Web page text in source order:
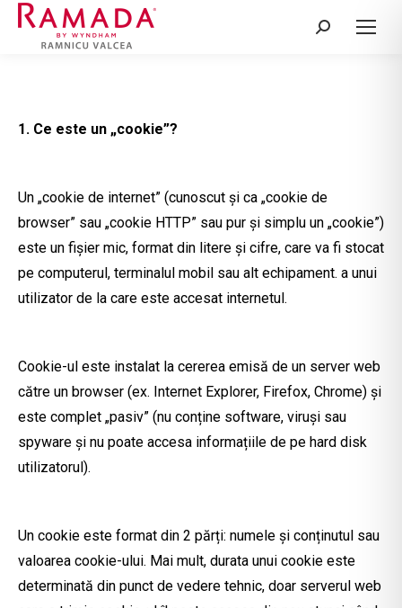
Search:
1. Ce este un „cookie”?
Un „cookie de internet” (cunoscut și ca „cookie de
browser” sau „cookie HTTP” sau pur și simplu un „cookie”)
este un fișier mic, format din litere și cifre, care va fi stocat
pe computerul, terminalul mobil sau alt echipament. a unui
utilizator de la care este accesat internetul.
Cookie-ul este instalat la cererea emisă de un server web
către un browser (ex. Internet Explorer, Firefox, Chrome) și
este complet „pasiv” (nu conține software, viruși sau
spyware și nu poate accesa informațiile de pe hard disk
utilizatorul).
Un cookie este format din 2 părți: numele și conținutul sau
valoarea cookie-ului. Mai mult, durata unui cookie este
determinată din punct de vedere tehnic, doar serverul web